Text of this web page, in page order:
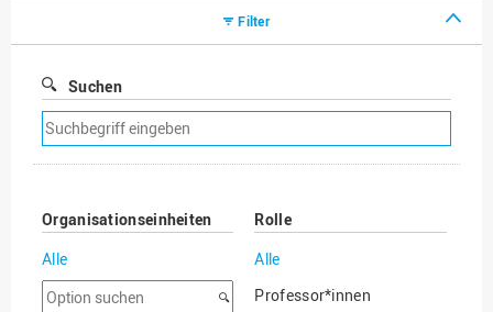
Filter
Suchen
Suchfilter
entfernen
Organisationseinheiten
Alle
Option
Rolle
Alle
Professor*innen